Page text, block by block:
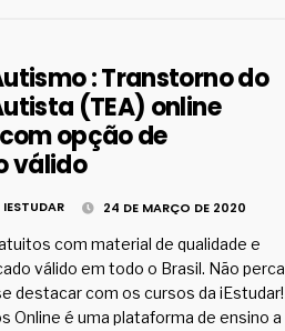
: Transtorno do
(TEA) online
opção de
válido
24 DE MARÇO DE 2020
com material de qualidade e
válido em todo o Brasil. Não perca
destacar com os cursos da iEstudar!
Online é uma plataforma de ensino a